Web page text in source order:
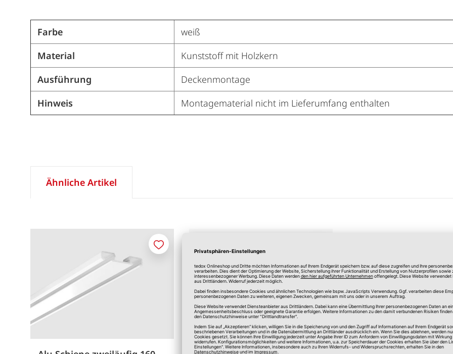
Farbe
weiß
Material
Kunststoff mit Holzkern
Ausführung
Deckenmontage
Hinweis
Montagematerial nicht im Lieferumfang enthalten
Ähnliche Artikel
Merken